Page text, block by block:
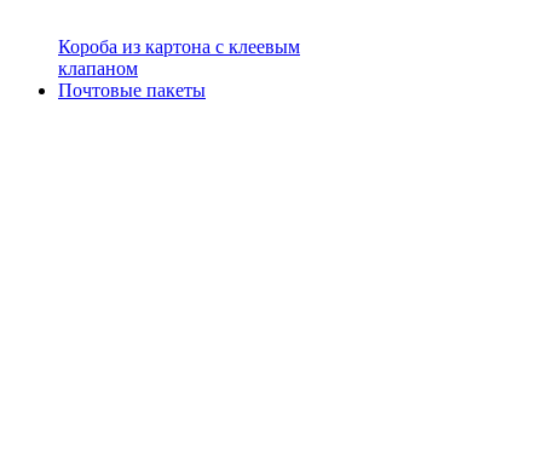
Короба из картона с клеевым
клапаном
Почтовые пакеты